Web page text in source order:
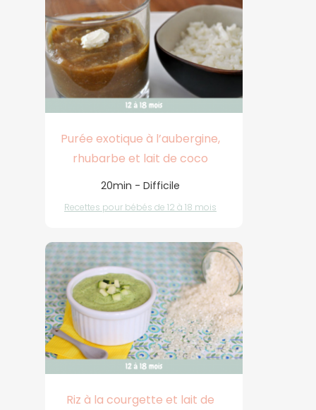
Purée exotique à l’aubergine,
rhubarbe et lait de coco
20min - Difficile
Recettes pour bébés de 12 à 18 mois
Riz à la courgette et lait de